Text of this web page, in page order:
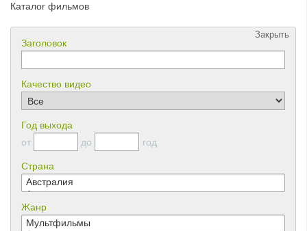
Каталог фильмов
Закрыть
Заголовок
Качество видео
Год выхода
от
до год
Страна
Жанр